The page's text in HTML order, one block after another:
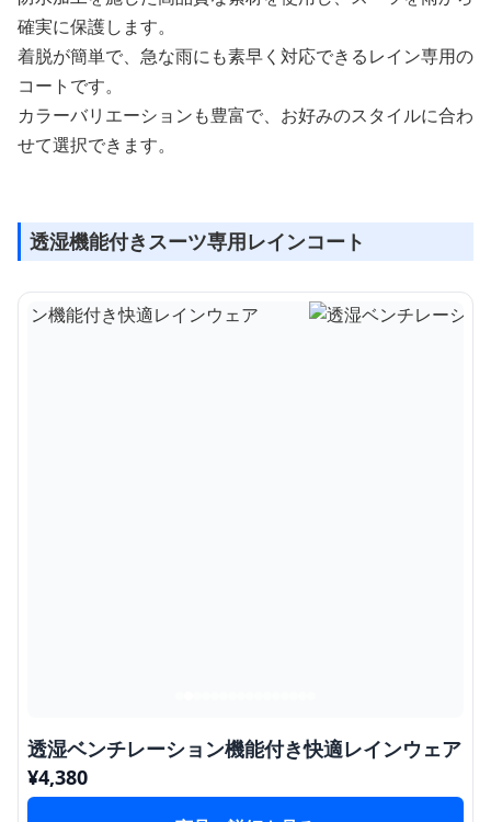
確実に保護します。
着脱が簡単で、急な雨にも素早く対応できるレイン専用の
コートです。
カラーバリエーションも豊富で、お好みのスタイルに合わ
せて選択できます。
透湿機能付きスーツ専用レインコート
透湿ベンチレーション機能付き快適レインウェア
¥4,380